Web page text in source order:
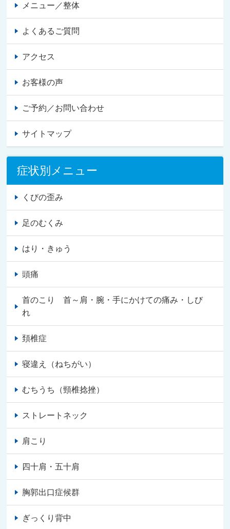
メニュー／整体
よくあるご質問
アクセス
お客様の声
ご予約／お問い合わせ
サイトマップ
症状別メニュー
くびの歪み
足のむくみ
はり・きゅう
頭痛
首のこり 首～肩・腕・手にかけての痛み・しび
れ
頚椎症
寝違え（ねちがい）
むちうち（頸椎捻挫）
ストレートネック
肩こり
四十肩・五十肩
胸郭出口症候群
ぎっくり背中